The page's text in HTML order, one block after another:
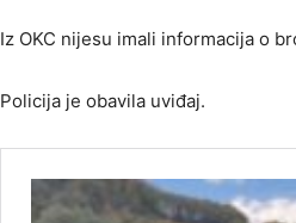
Iz OKC nijesu imali informacija o
Policija je obavila uviđaj.